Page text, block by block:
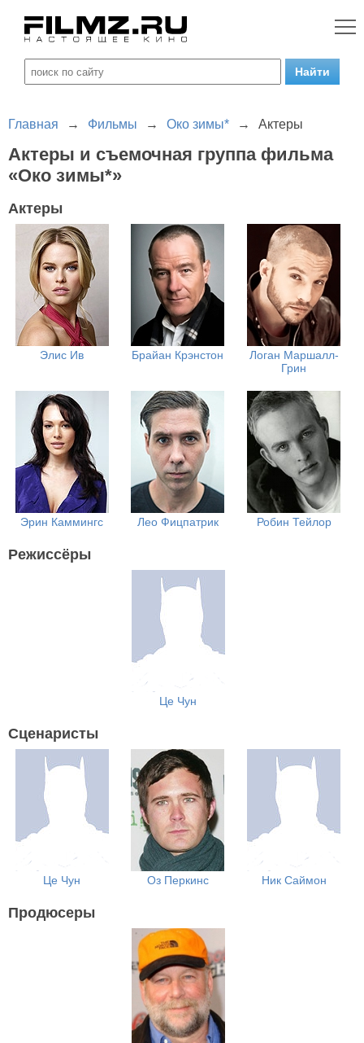
Главная → Фильмы → Око зимы* → Актеры
Актеры и съемочная группа фильма
«Око зимы*»
Актеры
Элис Ив Брайан Крэнстон
Логан Маршалл-
Грин
Эрин Каммингс Лео Фицпатрик Робин Тейлор
Режиссёры
Це Чун
Сценаристы
Це Чун Оз Перкинс Ник Саймон
Продюсеры